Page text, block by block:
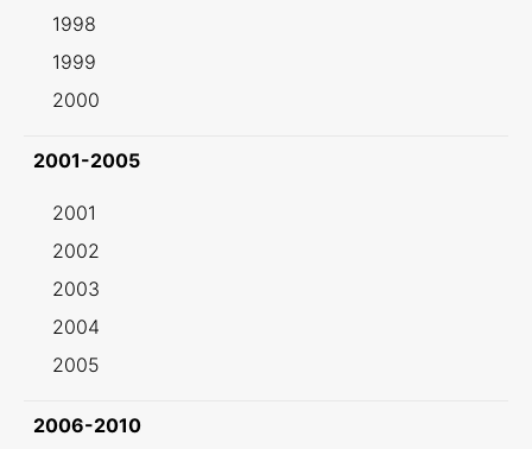
1998
1999
2000
2001-2005
2001
2002
2003
2004
2005
2006-2010